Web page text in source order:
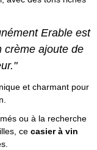
Erable est
crème ajoute de
et charmant pour
ou à la recherche
ce casier à vin